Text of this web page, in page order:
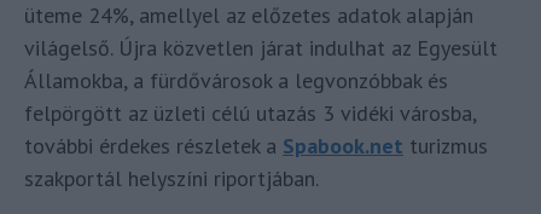
üteme 24%, amellyel az előzetes adatok alapján
világelső. Újra közvetlen járat indulhat az Egyesült
Államokba, a fürdővárosok a legvonzóbbak és
felpörgött az üzleti célú utazás 3 vidéki városba,
további érdekes részletek a Spabook.net turizmus
szakportál helyszíni riportjában.